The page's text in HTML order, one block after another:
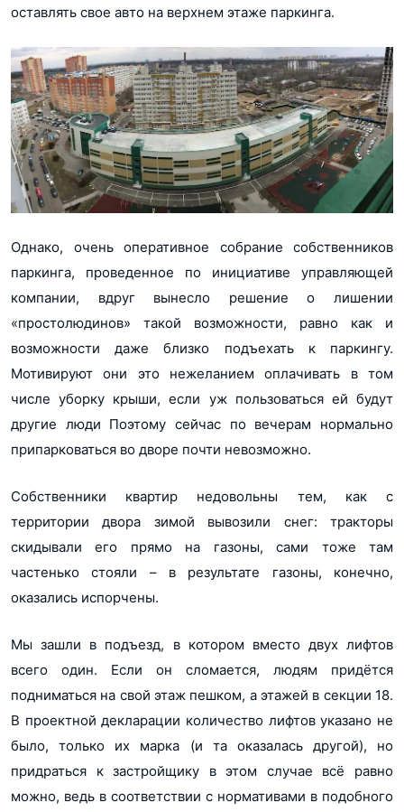
оставлять свое авто на верхнем этаже паркинга.
Однако, очень оперативное собрание собственников
паркинга, проведенное по инициативе управляющей
компании, вдруг вынесло решение о лишении
«простолюдинов» такой возможности, равно как и
возможности даже близко подъехать к паркингу.
Мотивируют они это нежеланием оплачивать в том
числе уборку крыши, если уж пользоваться ей будут
другие люди Поэтому сейчас по вечерам нормально
припарковаться во дворе почти невозможно.
Собственники квартир недовольны тем, как с
территории двора зимой вывозили снег: тракторы
скидывали его прямо на газоны, сами тоже там
частенько стояли – в результате газоны, конечно,
оказались испорчены.
Мы зашли в подъезд, в котором вместо двух лифтов
всего один. Если он сломается, людям придётся
подниматься на свой этаж пешком, а этажей в секции 18.
В проектной декларации количество лифтов указано не
было, только их марка (и та оказалась другой), но
придраться к застройщику в этом случае всё равно
можно, ведь в соответствии с нормативами в подобного